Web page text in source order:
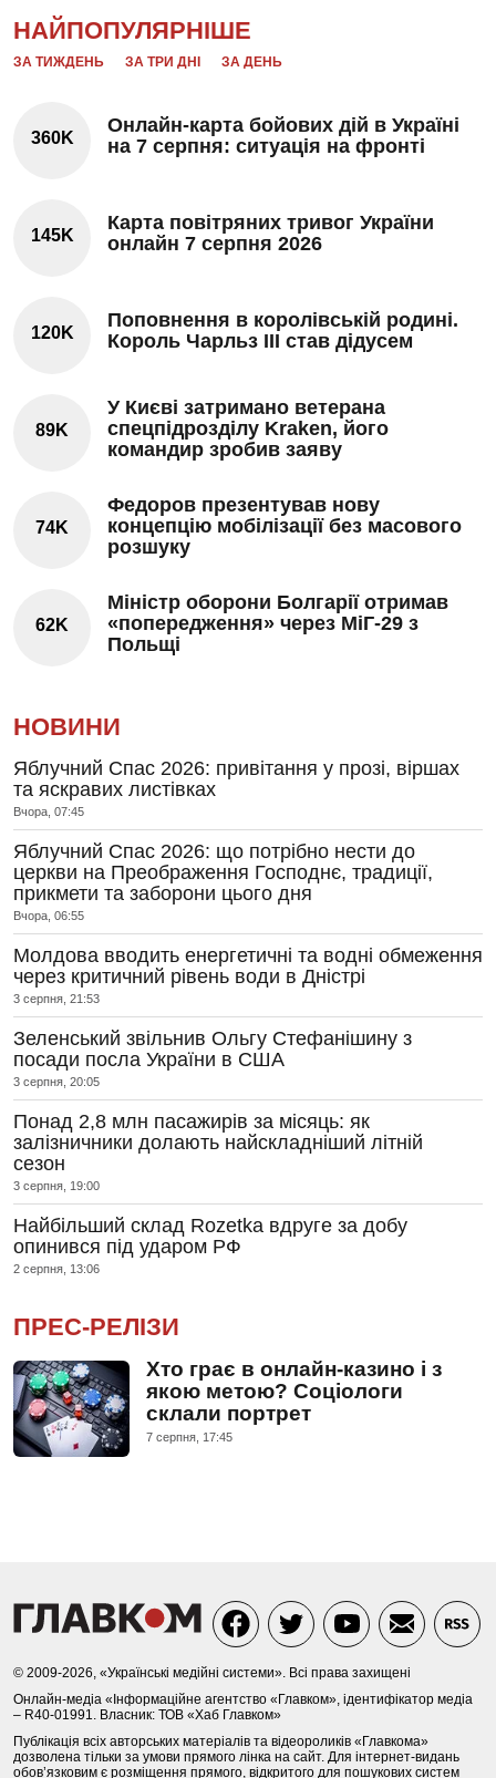
НАЙПОПУЛЯРНІШЕ
ЗА ТИЖДЕНЬ ЗА ТРИ ДНІ ЗА ДЕНЬ
360K
Онлайн-карта бойових дій в Україні
на 7 серпня: ситуація на фронті
145K
Карта повітряних тривог України
онлайн 7 серпня 2026
120K
Поповнення в королівській родині.
Король Чарльз III став дідусем
89K
У Києві затримано ветерана
спецпідрозділу Kraken, його
командир зробив заяву
74K
Федоров презентував нову
концепцію мобілізації без масового
розшуку
62K
Міністр оборони Болгарії отримав
«попередження» через МіГ-29 з
Польщі
НОВИНИ
Яблучний Спас 2026: привітання у прозі, віршах
та яскравих листівках
Вчора, 07:45
Яблучний Спас 2026: що потрібно нести до
церкви на Преображення Господнє, традиції,
прикмети та заборони цього дня
Вчора, 06:55
Молдова вводить енергетичні та водні обмеження
через критичний рівень води в Дністрі
3 серпня, 21:53
Зеленський звільнив Ольгу Стефанішину з
посади посла України в США
3 серпня, 20:05
Понад 2,8 млн пасажирів за місяць: як
залізничники долають найскладніший літній
сезон
3 серпня, 19:00
Найбільший склад Rozetka вдруге за добу
опинився під ударом РФ
2 серпня, 13:06
ПРЕС-РЕЛІЗИ
Хто грає в онлайн-казино і з
якою метою? Соціологи
склали портрет
7 серпня, 17:45
© 2009-2026, «Українські медійні системи». Всі права захищені
Онлайн-медіа «Інформаційне агентство «Главком», ідентифікатор медіа
– R40-01991. Власник: ТОВ «Хаб Главком»
Публікація всіх авторських матеріалів та відеороликів «Главкома»
дозволена тільки за умови прямого лінка на сайт. Для інтернет-видань
обов’язковим є розміщення прямого, відкритого для пошукових систем